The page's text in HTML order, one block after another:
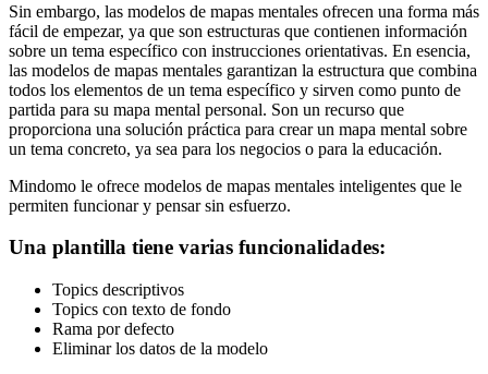
Sin embargo, las modelos de mapas mentales ofrecen una forma más
fácil de empezar, ya que son estructuras que contienen información
sobre un tema específico con instrucciones orientativas. En esencia,
las modelos de mapas mentales garantizan la estructura que combina
todos los elementos de un tema específico y sirven como punto de
partida para su mapa mental personal. Son un recurso que
proporciona una solución práctica para crear un mapa mental sobre
un tema concreto, ya sea para los negocios o para la educación.
Mindomo le ofrece modelos de mapas mentales inteligentes que le
permiten funcionar y pensar sin esfuerzo.
Una plantilla tiene varias funcionalidades:
Topics descriptivos
Topics con texto de fondo
Rama por defecto
Eliminar los datos de la modelo